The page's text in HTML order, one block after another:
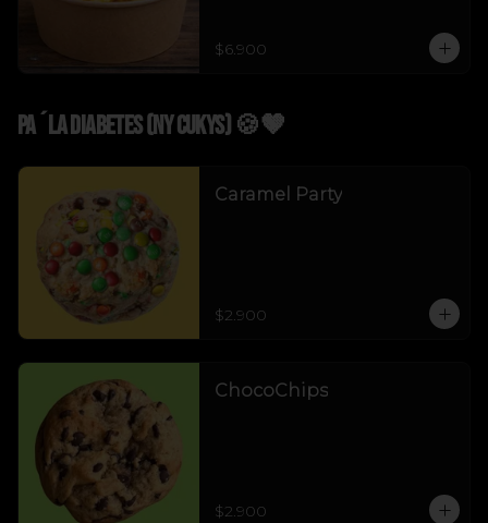
$6.900
Pa´La Diabetes (NY Cukys) 🍪🤎
Caramel Party
$2.900
ChocoChips
$2.900